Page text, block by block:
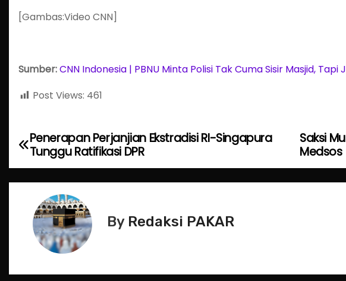
[Gambas:Video CNN]
Sumber:CNN Indonesia | PBNU Minta Polisi Tak Cuma Sisir Masjid,
Post Views: 461
P
o
Saksi
Medsos
Penerapan Perjanjian Ekstradisi RI-Singapura
Tunggu Ratifikasi DPR
By Redaksi PAKAR